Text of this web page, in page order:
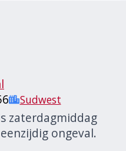
Sudwest
zaterdagmiddag
ongeval.